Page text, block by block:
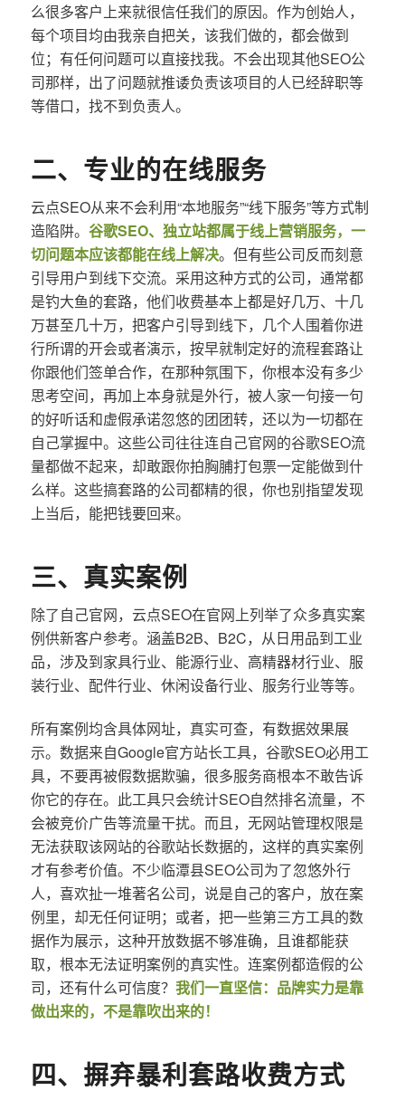
么很多客户上来就很信任我们的原因。作为创始人，
每个项目均由我亲自把关，该我们做的，都会做到
位；有任何问题可以直接找我。不会出现其他SEO公
司那样，出了问题就推诿负责该项目的人已经辞职等
等借口，找不到负责人。
二、专业的在线服务
云点SEO从来不会利用“本地服务”“线下服务”等方式制
造陷阱。 谷歌SEO、独立站都属于线上营销服务，一
切问题本应该都能在线上解决。但有些公司反而刻意
引导用户到线下交流。采用这种方式的公司，通常都
是钓大鱼的套路，他们收费基本上都是好几万、十几
万甚至几十万，把客户引导到线下，几个人围着你进
行所谓的开会或者演示，按早就制定好的流程套路让
你跟他们签单合作，在那种氛围下，你根本没有多少
思考空间，再加上本身就是外行，被人家一句接一句
的好听话和虚假承诺忽悠的团团转，还以为一切都在
自己掌握中。这些公司往往连自己官网的谷歌SEO流
量都做不起来，却敢跟你拍胸脯打包票一定能做到什
么样。这些搞套路的公司都精的很，你也别指望发现
上当后，能把钱要回来。
三、真实案例
除了自己官网，云点SEO在官网上列举了众多真实案
例供新客户参考。涵盖B2B、B2C，从日用品到工业
品，涉及到家具行业、能源行业、高精器材行业、服
装行业、配件行业、休闲设备行业、服务行业等等。
所有案例均含具体网址，真实可查，有数据效果展
示。数据来自Google官方站长工具，谷歌SEO必用工
具，不要再被假数据欺骗，很多服务商根本不敢告诉
你它的存在。此工具只会统计SEO自然排名流量，不
会被竞价广告等流量干扰。而且，无网站管理权限是
无法获取该网站的谷歌站长数据的，这样的真实案例
才有参考价值。不少临潭县SEO公司为了忽悠外行
人，喜欢扯一堆著名公司，说是自己的客户，放在案
例里，却无任何证明；或者，把一些第三方工具的数
据作为展示，这种开放数据不够准确，且谁都能获
取，根本无法证明案例的真实性。连案例都造假的公
司，还有什么可信度？ 我们一直坚信：品牌实力是靠
做出来的，不是靠吹出来的！
四、摒弃暴利套路收费方式